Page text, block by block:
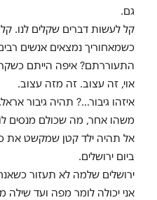
גם.
קל לעשות דברים שקלים לנו.
כשמאחוריך נמצאים אנשים
התעוררתם? איפה הייתם
אוי, זה עצוב. זה מזה עצוב.
איזהו גיבור…? תהיה גיבור
משהו אחר, מה שכולם מנסים
אל תהיה ילד קטן שמקשט את
ביום ירושלים.
ירושלים שלמה לא תעזור
אני יכולה לומר מפה ועד שילה